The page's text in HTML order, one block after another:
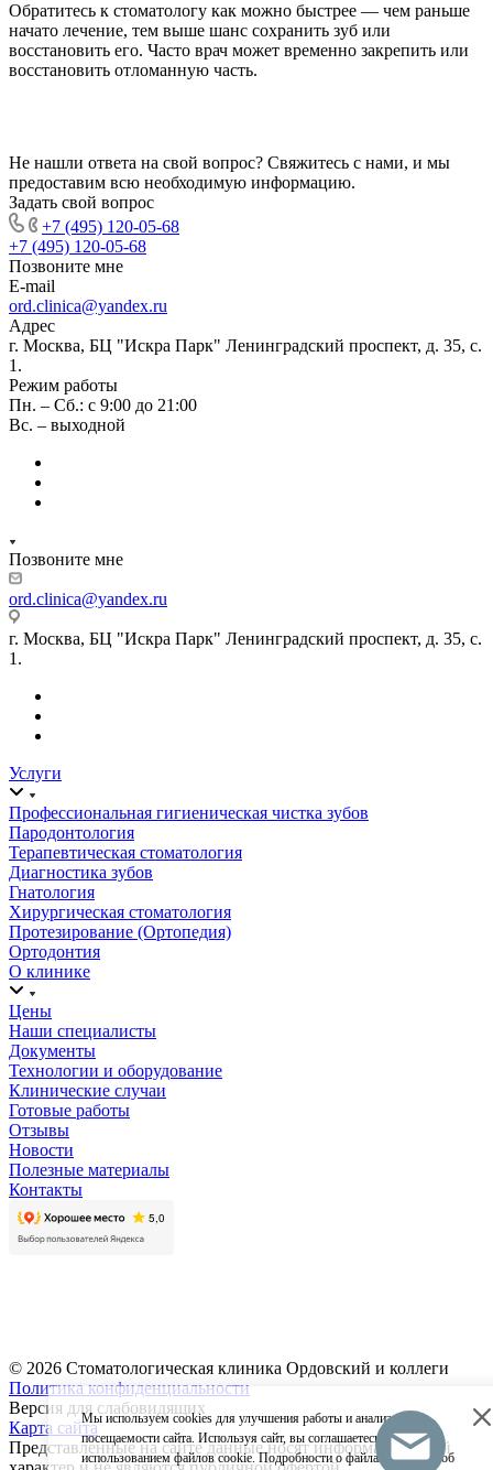
Обратитесь к стоматологу как можно быстрее — чем раньше
начато лечение, тем выше шанс сохранить зуб или
восстановить его. Часто врач может временно закрепить или
восстановить отломанную часть.
Не нашли ответа на свой вопрос? Свяжитесь с нами, и мы
предоставим всю необходимую информацию.
Задать свой вопрос
+7 (495) 120-05-68
+7 (495) 120-05-68
Позвоните мне
E-mail
ord.clinica@yandex.ru
Адрес
г. Москва, БЦ "Искра Парк" Ленинградский проспект, д. 35, с.
1.
Режим работы
Пн. – Сб.: с 9:00 до 21:00
Вс. – выходной
Позвоните мне
ord.clinica@yandex.ru
г. Москва, БЦ "Искра Парк" Ленинградский проспект, д. 35, с.
1.
Услуги
Профессиональная гигиеническая чистка зубов
Пародонтология
Терапевтическая стоматология
Диагностика зубов
Гнатология
Хирургическая стоматология
Протезирование (Ортопедия)
Ортодонтия
О клинике
Цены
Наши специалисты
Документы
Технологии и оборудование
Клинические случаи
Готовые работы
Отзывы
Новости
Полезные материалы
Контакты
© 2026 Стоматологическая клиника Ордовский и коллеги
Политика конфиденциальности
Версия для слабовидящих
Карта сайта
Представленные на сайте данные носят информационный
Мы используем cookies для улучшения работы и анализа
посещаемости сайта. Используя сайт, вы соглашаетесь с
использованием файлов cookie. Подробности о файлах cookies и об